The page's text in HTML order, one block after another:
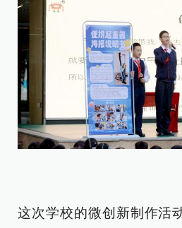
这次学校的微创新制作活